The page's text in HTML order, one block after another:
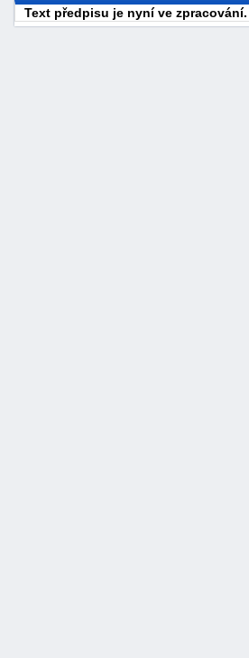
Text předpisu je nyní ve